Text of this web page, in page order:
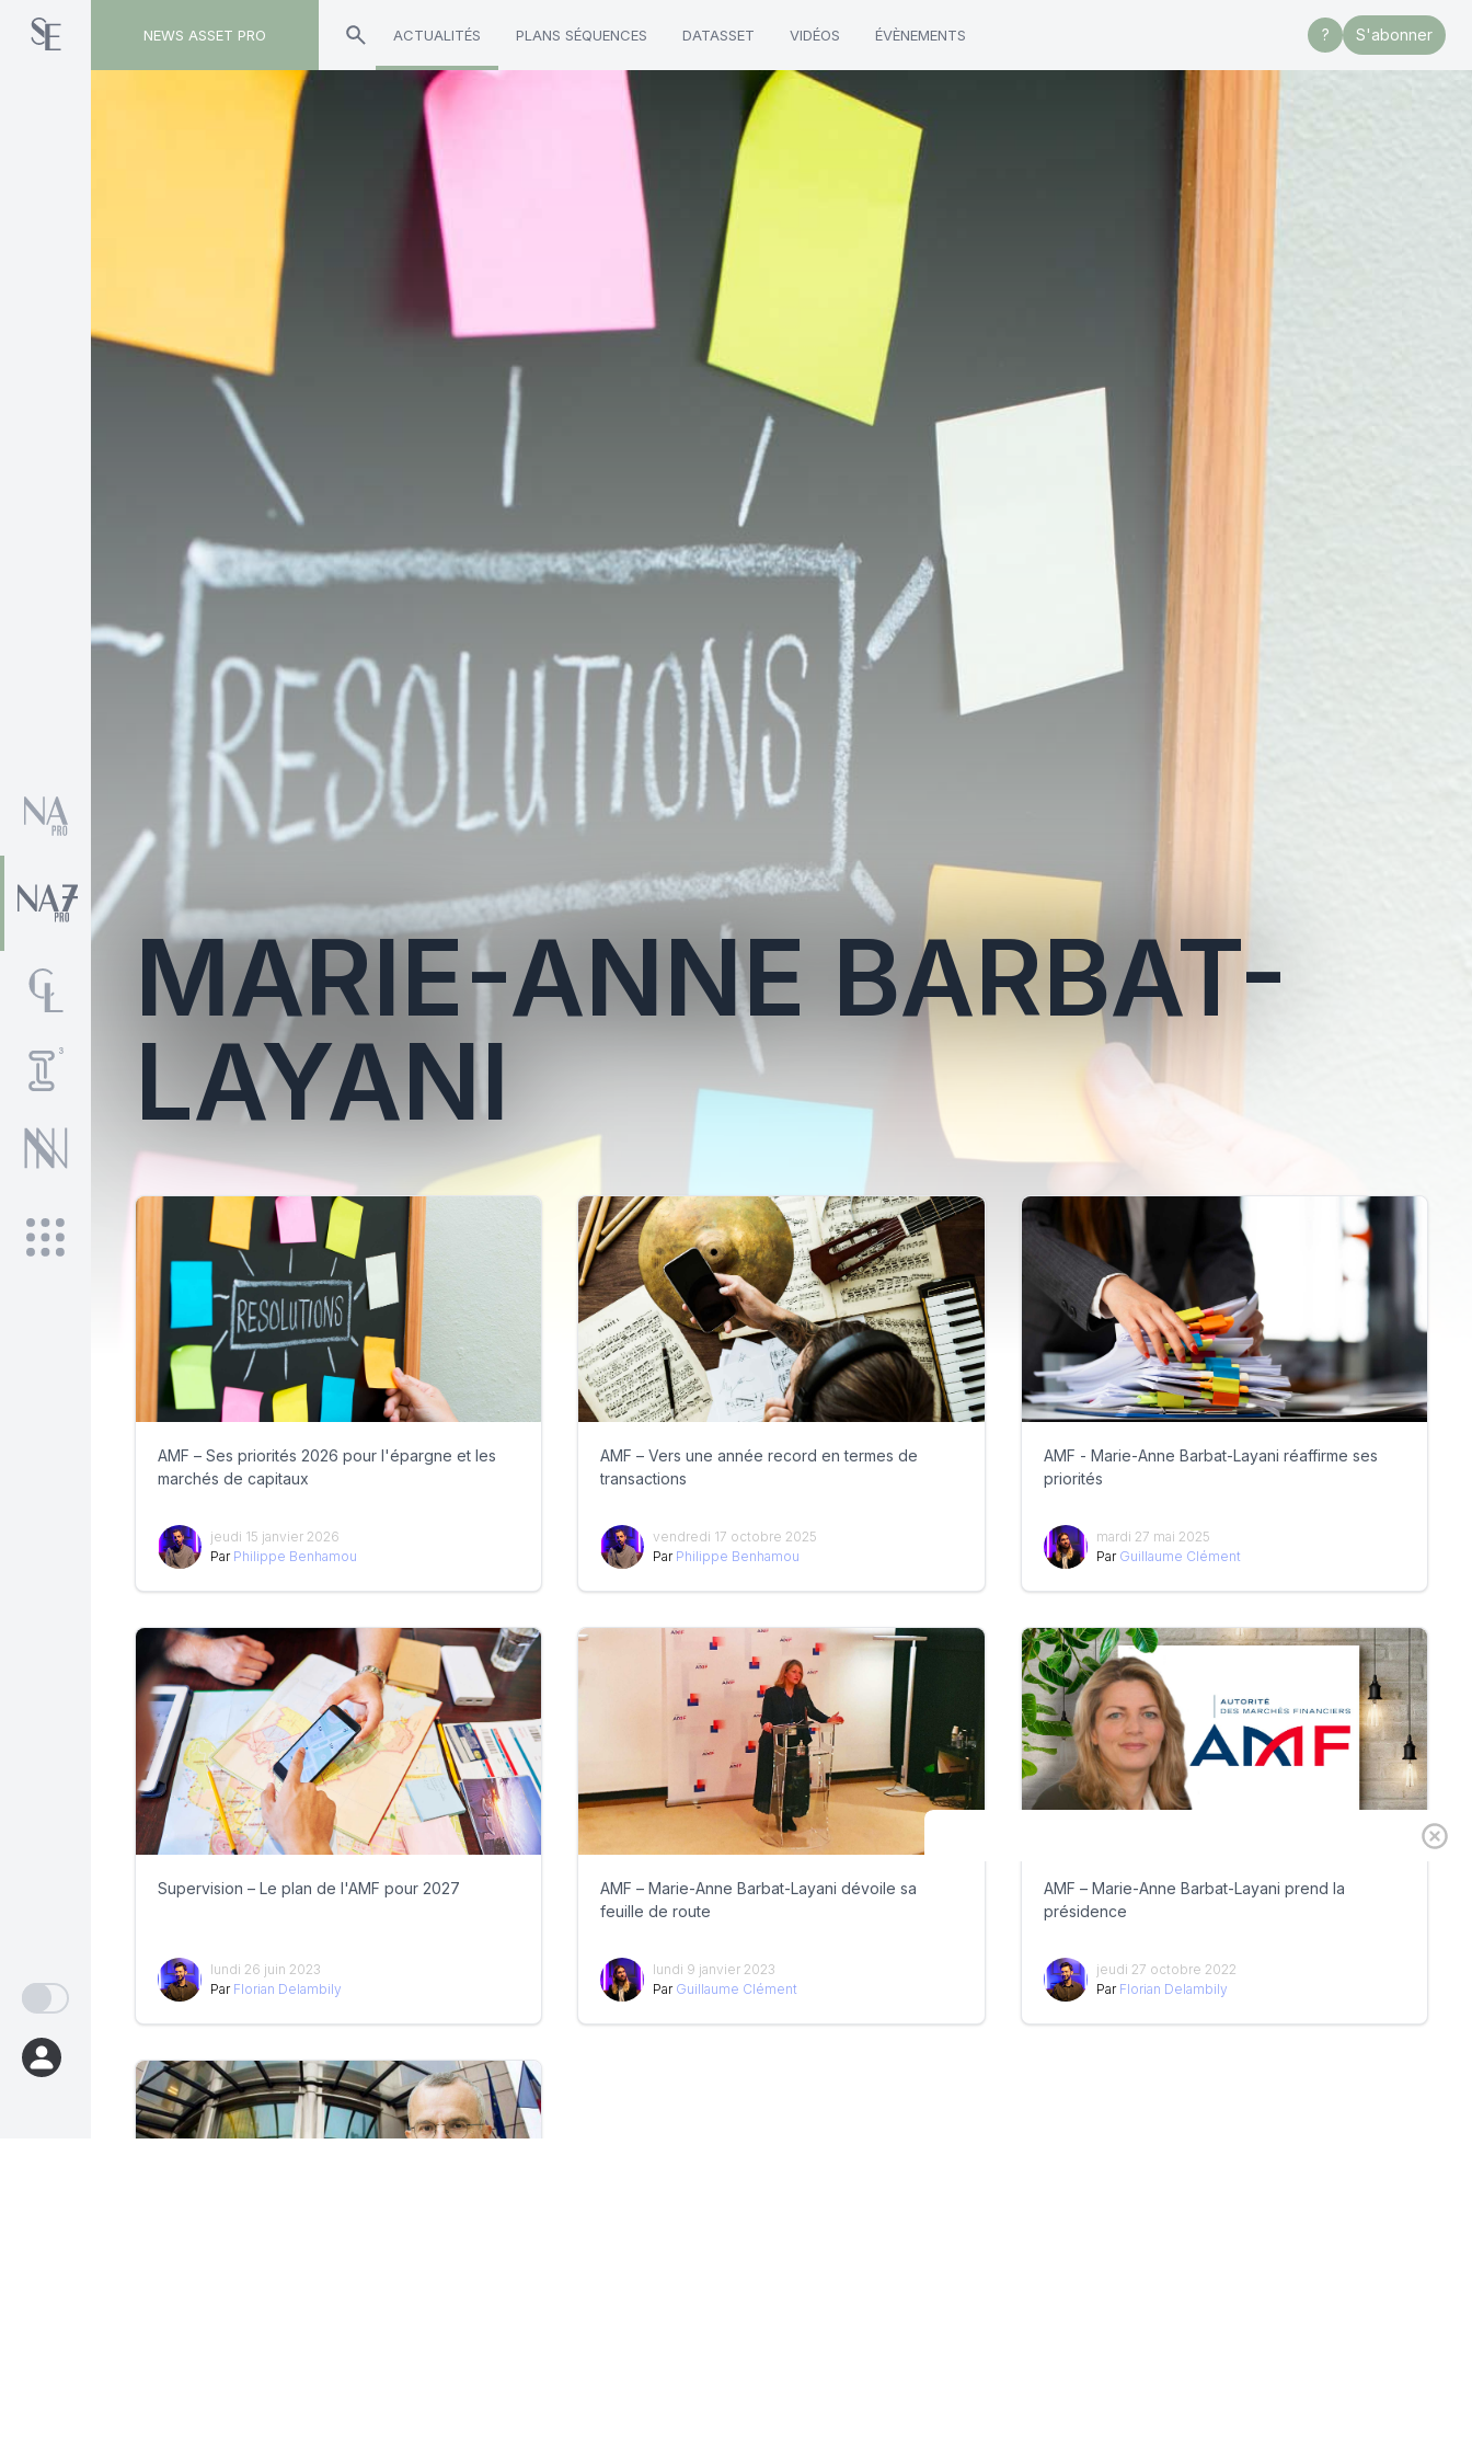
NEWS ASSET PRO ACTUALITÉS PLANS SÉQUENCES DATASSET VIDÉOS ÉVÈNEMENTS ? S'abonner
Toute l'actualité sur le tag "Marie-Anne Barbat-Layani"
MARIE-ANNE BARBAT-
LAYANI
AMF – Ses priorités 2026 pour l'épargne et les
marchés de capitaux
jeudi 15 janvier 2026
Par Philippe Benhamou
AMF – Vers une année record en termes de
transactions
vendredi 17 octobre 2025
Par Philippe Benhamou
AMF - Marie-Anne Barbat-Layani réaffirme ses
priorités
mardi 27 mai 2025
Par Guillaume Clément
Supervision – Le plan de l'AMF pour 2027
lundi 26 juin 2023
Par Florian Delambily
AMF – Marie-Anne Barbat-Layani dévoile sa
feuille de route
lundi 9 janvier 2023
Par Guillaume Clément
AMF – Marie-Anne Barbat-Layani prend la
présidence
jeudi 27 octobre 2022
Par Florian Delambily